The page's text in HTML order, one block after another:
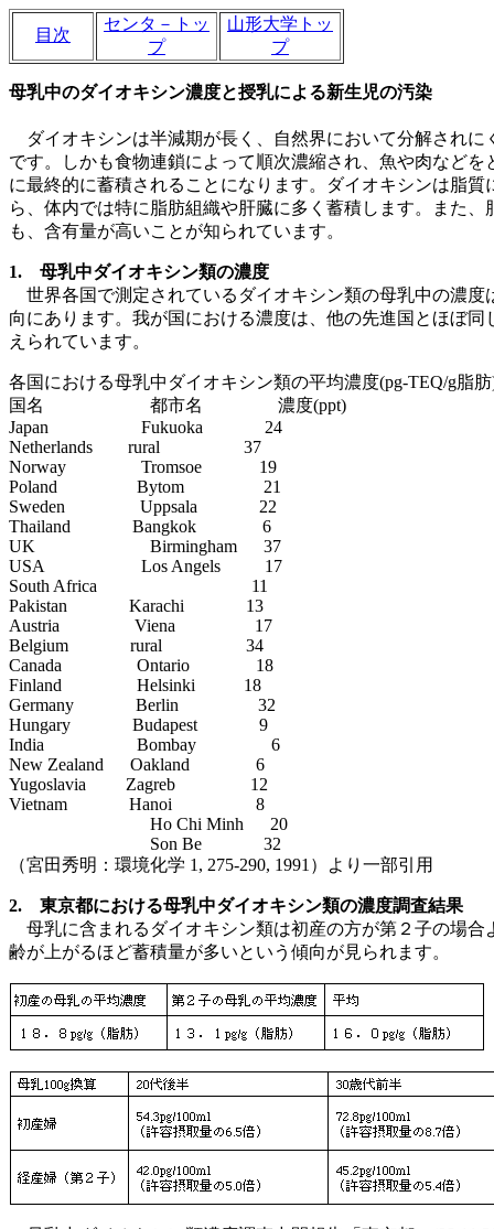
目次
センタ－トッ
プ
山形大学トッ
プ
母乳中のダイオキシン濃度と授乳による新生児の汚染
ダイオキシンは半減期が長く、自然界において分解されに
です。しかも食物連鎖によって順次濃縮され、魚や肉などを
に最終的に蓄積されることになります。ダイオキシンは脂質
ら、体内では特に脂肪組織や肝臓に多く蓄積します。また、
も、含有量が高いことが知られています。
1. 母乳中ダイオキシン類の濃度
世界各国で測定されているダイオキシン類の母乳中の濃度
向にあります。我が国における濃度は、他の先進国とほぼ同
えられています。
各国における母乳中ダイオキシン類の平均濃度(pg-TEQ/g脂
国名 都市名 濃度(ppt)
Japan Fukuoka 24
Netherlands rural 37
Norway Tromsoe 19
Poland Bytom 21
Sweden Uppsala 22
Thailand Bangkok 6
UK Birmingham 37
USA Los Angels 17
South Africa 11
Pakistan Karachi 13
Austria Viena 17
Belgium rural 34
Canada Ontario 18
Finland Helsinki 18
Germany Berlin 32
Hungary Budapest 9
India Bombay 6
New Zealand Oakland 6
Yugoslavia Zagreb 12
Vietnam Hanoi 8
Ho Chi Minh 20
Son Be 32
（宮田秀明：環境化学 1, 275-290, 1991）より一部引用
2. 東京都における母乳中ダイオキシン類の濃度調査結果
母乳に含まれるダイオキシン類は初産の方が第２子の場合
齢が上がるほど蓄積量が多いという傾向が見られます。